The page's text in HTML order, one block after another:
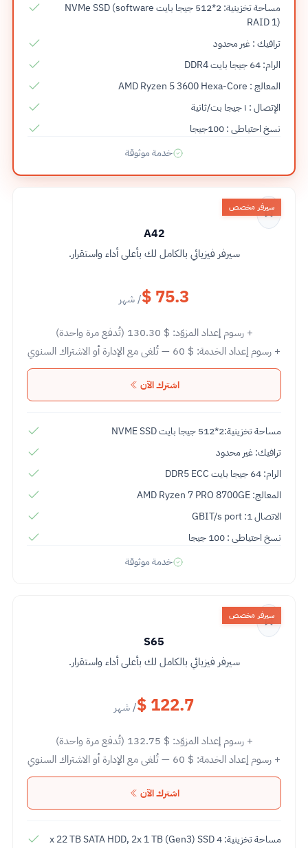
مساحة تخزينية: 2*512 جيجا بايت NVMe SSD (software
RAID 1)
ترافيك : غير محدود
الرام: 64 جيجا بايت DDR4
المعالج : AMD Ryzen 5 3600 Hexa-Core
الإتصال : ١ جيجا بت/ثانية
نسخ احتياطى : 100جيجا
خدمة موثوقة
سيرفر مخصص
A42
سيرفر فيزيائي بالكامل لك بأعلى أداء واستقرار.
$ 75.3/ شهر
+ رسوم إعداد المزوّد: 130.30 $ (تُدفع مرة واحدة)
+ رسوم إعداد الخدمة: 60 $ — تُلغى مع الإدارة أو الاشتراك السنوي
اشترك الآن
مساحة تخزينية:2*512 جيجا بايت NVME SSD
ترافيك: غير محدود
الرام: 64 جيجا بايت DDR5 ECC
المعالج: AMD Ryzen 7 PRO 8700GE
الاتصال 1: GBIT/s port
نسخ احتياطى : 100 جيجا
خدمة موثوقة
سيرفر مخصص
S65
سيرفر فيزيائي بالكامل لك بأعلى أداء واستقرار.
$ 122.7/ شهر
+ رسوم إعداد المزوّد: 132.75 $ (تُدفع مرة واحدة)
+ رسوم إعداد الخدمة: 60 $ — تُلغى مع الإدارة أو الاشتراك السنوي
اشترك الآن
مساحة تخزينية: 4 x 22 TB SATA HDD, 2x 1 TB (Gen3) SSD